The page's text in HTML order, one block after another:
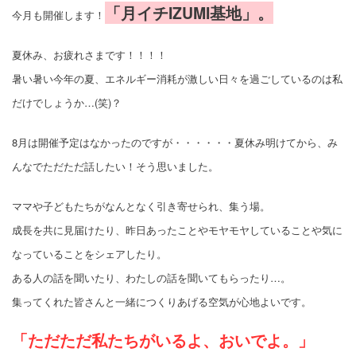
今月も開催します！ 「月イチIZUMI基地」。
夏休み、お疲れさまです！！！！
暑い暑い今年の夏、エネルギー消耗が激しい日々を過ごしているのは私
だけでしょうか…(笑)？
8月は開催予定はなかったのですが・・・・・・夏休み明けてから、み
んなでただただ話したい！そう思いました。
ママや子どもたちがなんとなく引き寄せられ、集う場。
成長を共に見届けたり、昨日あったことやモヤモヤしていることや気に
なっていることをシェアしたり。
ある人の話を聞いたり、わたしの話を聞いてもらったり…。
集ってくれた皆さんと一緒につくりあげる空気が心地よいです。
「ただただ私たちがいるよ、おいでよ。」